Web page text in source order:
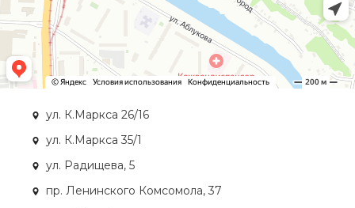
ул. К.Маркса 26/16
ул. К.Маркса 35/1
ул. Радищева, 5
пр. Ленинского Комсомола, 37